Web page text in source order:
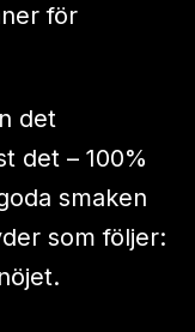
för
det
det – 100%
smaken
som följer: